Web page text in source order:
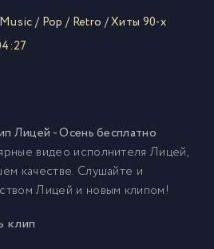
/ Pop / Retro /Хиты 90-х
Лицей - Осень бесплатно
видео исполнителя Лицей,
качестве. Слушайте и
Лицей и новым клипом!
клип